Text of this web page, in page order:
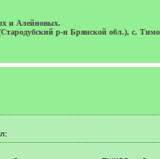
и Алейновых.
р-н Брянской обл.), с.